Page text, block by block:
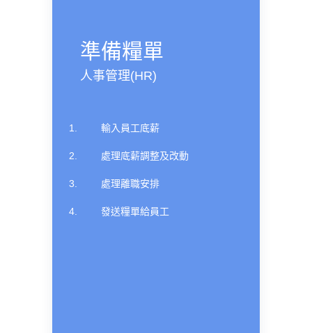
準備糧單
人事管理(HR)
輸入員工底薪
處理底薪調整及改動
處理離職安排
發送糧單給員工